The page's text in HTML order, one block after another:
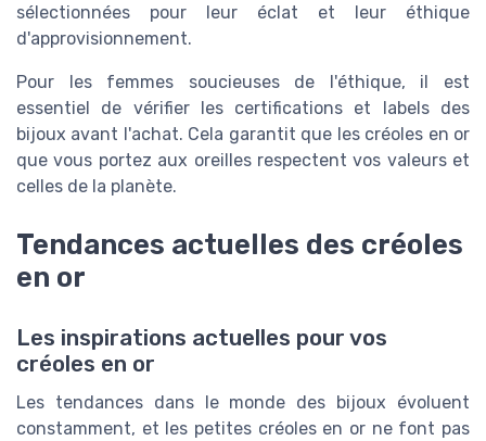
sélectionnées pour leur éclat et leur éthique
d'approvisionnement.
Pour les femmes soucieuses de l'éthique, il est
essentiel de vérifier les certifications et labels des
bijoux avant l'achat. Cela garantit que les créoles en or
que vous portez aux oreilles respectent vos valeurs et
celles de la planète.
Tendances actuelles des créoles
en or
Les inspirations actuelles pour vos
créoles en or
Les tendances dans le monde des bijoux évoluent
constamment, et les petites créoles en or ne font pas